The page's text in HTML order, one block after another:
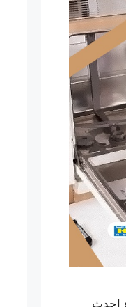
احدث